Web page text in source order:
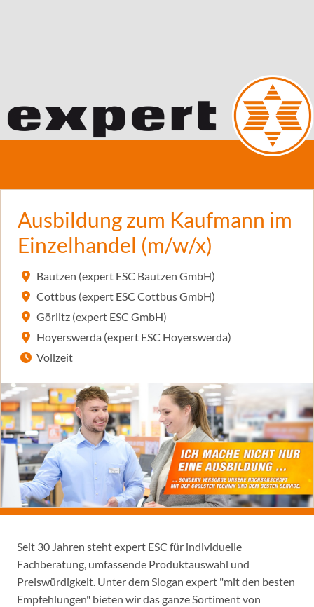
Ausbildung zum Kaufmann im
Einzelhandel (m/w/x)
Bautzen (expert ESC Bautzen GmbH)
Cottbus (expert ESC Cottbus GmbH)
Görlitz (expert ESC GmbH)
Hoyerswerda (expert ESC Hoyerswerda)
Vollzeit
Seit 30 Jahren steht expert ESC für individuelle
Fachberatung, umfassende Produktauswahl und
Preiswürdigkeit. Unter dem Slogan expert "mit den besten
Empfehlungen" bieten wir das ganze Sortiment von